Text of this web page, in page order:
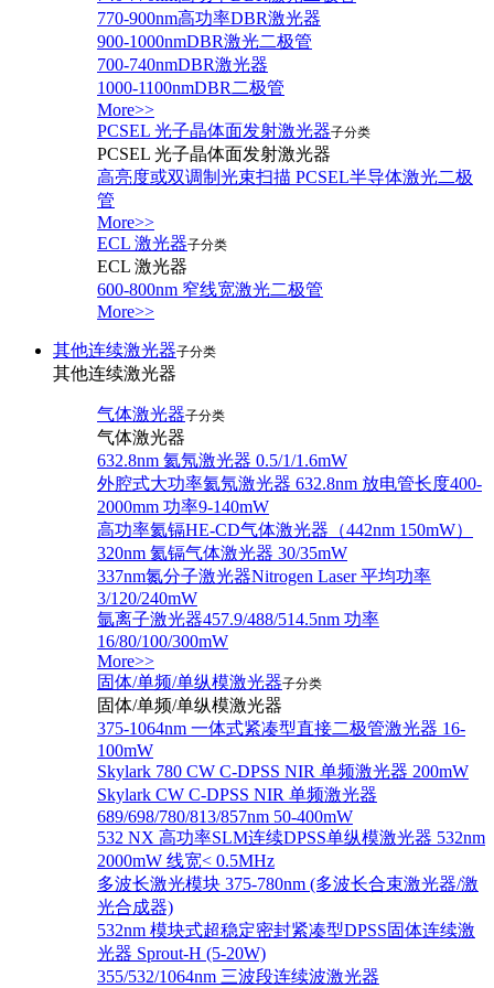
770-900nm高功率DBR激光器
900-1000nmDBR激光二极管
700-740nmDBR激光器
1000-1100nmDBR二极管
More>>
PCSEL 光子晶体面发射激光器子分类
PCSEL 光子晶体面发射激光器
高亮度或双调制光束扫描 PCSEL半导体激光二极
管
More>>
ECL 激光器子分类
ECL 激光器
600-800nm 窄线宽激光二极管
More>>
其他连续激光器子分类
其他连续激光器
气体激光器子分类
气体激光器
632.8nm 氦氖激光器 0.5/1/1.6mW
外腔式大功率氦氖激光器 632.8nm 放电管长度400-
2000mm 功率9-140mW
高功率氦镉HE-CD气体激光器（442nm 150mW）
320nm 氦镉气体激光器 30/35mW
337nm氮分子激光器Nitrogen Laser 平均功率
3/120/240mW
氩离子激光器457.9/488/514.5nm 功率
16/80/100/300mW
More>>
固体/单频/单纵模激光器子分类
固体/单频/单纵模激光器
375-1064nm 一体式紧凑型直接二极管激光器 16-
100mW
Skylark 780 CW C-DPSS NIR 单频激光器 200mW
Skylark CW C-DPSS NIR 单频激光器
689/698/780/813/857nm 50-400mW
532 NX 高功率SLM连续DPSS单纵模激光器 532nm
2000mW 线宽< 0.5MHz
多波长激光模块 375-780nm (多波长合束激光器/激
光合成器)
532nm 模块式超稳定密封紧凑型DPSS固体连续激
光器 Sprout-H (5-20W)
355/532/1064nm 三波段连续波激光器